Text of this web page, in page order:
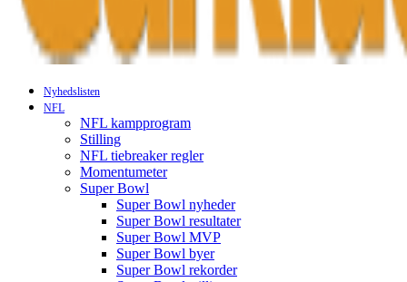
Nyhedslisten
NFL
NFL kampprogram
Stilling
NFL tiebreaker regler
Momentumeter
Super Bowl
Super Bowl nyheder
Super Bowl resultater
Super Bowl MVP
Super Bowl byer
Super Bowl rekorder